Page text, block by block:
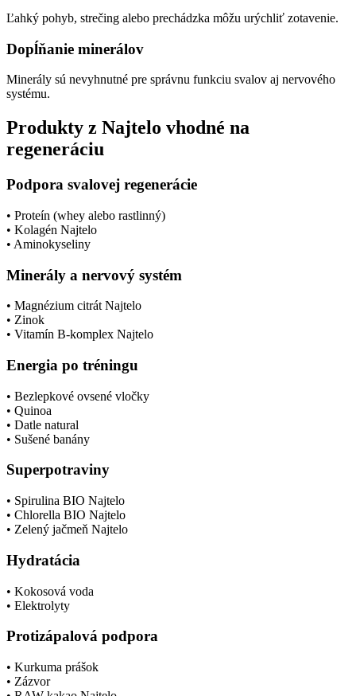
Ľahký pohyb, strečing alebo prechádzka môžu urýchliť zotavenie.
Dopĺňanie minerálov
Minerály sú nevyhnutné pre správnu funkciu svalov aj nervového
systému.
Produkty z Najtelo vhodné na
regeneráciu
Podpora svalovej regenerácie
• Proteín (whey alebo rastlinný)
• Kolagén Najtelo
• Aminokyseliny
Minerály a nervový systém
• Magnézium citrát Najtelo
• Zinok
• Vitamín B-komplex Najtelo
Energia po tréningu
• Bezlepkové ovsené vločky
• Quinoa
• Datle natural
• Sušené banány
Superpotraviny
• Spirulina BIO Najtelo
• Chlorella BIO Najtelo
• Zelený jačmeň Najtelo
Hydratácia
• Kokosová voda
• Elektrolyty
Protizápalová podpora
• Kurkuma prášok
• Zázvor